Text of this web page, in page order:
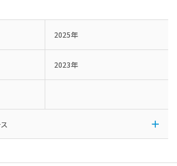
2025年
2023年